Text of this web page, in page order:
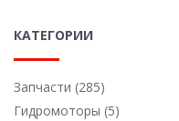
КАТЕГОРИИ
Запчасти (285)
Гидромоторы (5)